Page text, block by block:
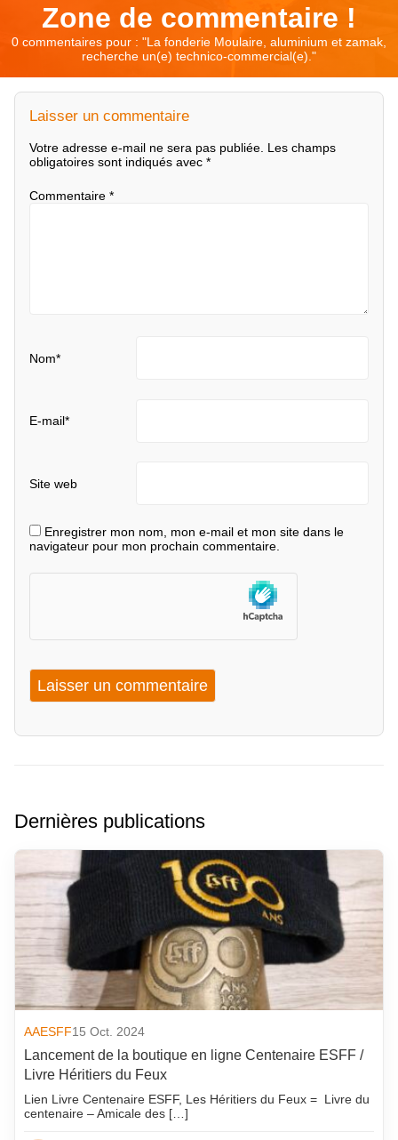
Zone de commentaire !
0 commentaires pour : "La fonderie Moulaire, aluminium et zamak,
recherche un(e) technico-commercial(e). "
Laisser un commentaire
Votre adresse e-mail ne sera pas publiée. Les champs
obligatoires sont indiqués avec *
Commentaire *
Nom*
E-mail*
Site web
Enregistrer mon nom, mon e-mail et mon site dans le
navigateur pour mon prochain commentaire.
Dernières publications
AAESFF15 Oct. 2024
Lancement de la boutique en ligne Centenaire ESFF /
Livre Héritiers du Feux
Lien Livre Centenaire ESFF, Les Héritiers du Feux = Livre du
centenaire – Amicale des […]